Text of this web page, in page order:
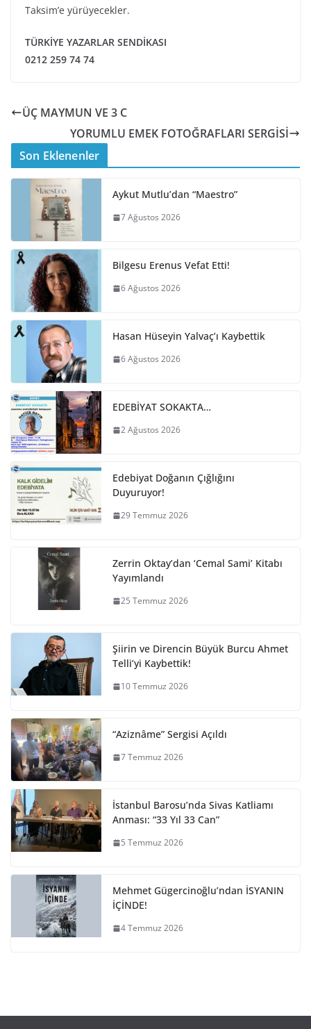
Taksim’e yürüyecekler.
TÜRKİYE YAZARLAR SENDİKASI
0212 259 74 74
ÜÇ MAYMUN VE 3 C
YORUMLU EMEK FOTOĞRAFLARI SERGİSİ
Son Eklenenler
Aykut Mutlu’dan “Maestro”
7 Ağustos 2026
Bilgesu Erenus Vefat Etti!
6 Ağustos 2026
Hasan Hüseyin Yalvaç’ı Kaybettik
6 Ağustos 2026
EDEBİYAT SOKAKTA…
2 Ağustos 2026
Edebiyat Doğanın Çığlığını
Duyuruyor!
29 Temmuz 2026
Zerrin Oktay’dan ‘Cemal Sami’ Kitabı
Yayımlandı
25 Temmuz 2026
Şiirin ve Direncin Büyük Burcu Ahmet
Telli’yi Kaybettik!
10 Temmuz 2026
“Aziznâme” Sergisi Açıldı
7 Temmuz 2026
İstanbul Barosu’nda Sivas Katliamı
Anması: “33 Yıl 33 Can”
5 Temmuz 2026
Mehmet Gügercinoğlu’ndan İSYANIN
İÇİNDE!
4 Temmuz 2026